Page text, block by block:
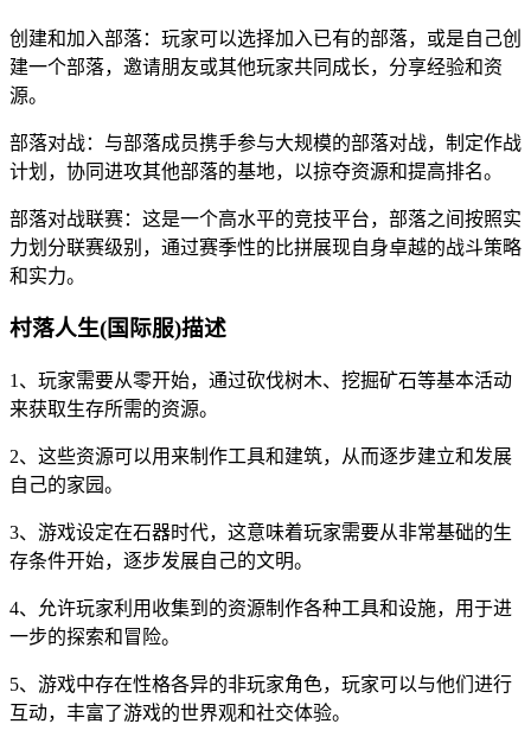
创建和加入部落：玩家可以选择加入已有的部落，或是自己创
建一个部落，邀请朋友或其他玩家共同成长，分享经验和资
源。
部落对战：与部落成员携手参与大规模的部落对战，制定作战
计划，协同进攻其他部落的基地，以掠夺资源和提高排名。
部落对战联赛：这是一个高水平的竞技平台，部落之间按照实
力划分联赛级别，通过赛季性的比拼展现自身卓越的战斗策略
和实力。
村落人生(国际服)描述
1、玩家需要从零开始，通过砍伐树木、挖掘矿石等基本活动
来获取生存所需的资源。
2、这些资源可以用来制作工具和建筑，从而逐步建立和发展
自己的家园。
3、游戏设定在石器时代，这意味着玩家需要从非常基础的生
存条件开始，逐步发展自己的文明。
4、允许玩家利用收集到的资源制作各种工具和设施，用于进
一步的探索和冒险。
5、游戏中存在性格各异的非玩家角色，玩家可以与他们进行
互动，丰富了游戏的世界观和社交体验。